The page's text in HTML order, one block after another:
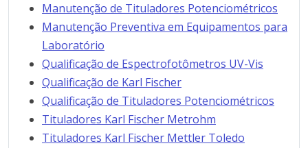
Manutenção de Tituladores Potenciométricos
Manutenção Preventiva em Equipamentos para
Laboratório
Qualificação de Espectrofotômetros UV-Vis
Qualificação de Karl Fischer
Qualificação de Tituladores Potenciométricos
Tituladores Karl Fischer Metrohm
Tituladores Karl Fischer Mettler Toledo